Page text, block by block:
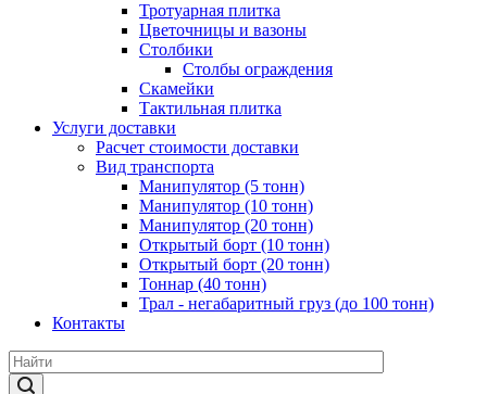
Тротуарная плитка
Цветочницы и вазоны
Столбики
Столбы ограждения
Скамейки
Тактильная плитка
Услуги доставки
Расчет стоимости доставки
Вид транспорта
Манипулятор (5 тонн)
Манипулятор (10 тонн)
Манипулятор (20 тонн)
Открытый борт (10 тонн)
Открытый борт (20 тонн)
Тоннар (40 тонн)
Трал - негабаритный груз (до 100 тонн)
Контакты